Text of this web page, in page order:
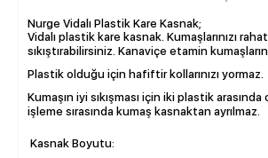
Nurge Vidalı Plastik Kare Kasnak;
Vidalı plastik kare kasnak. Kumaşlarınızı
sıkıştırabilirsiniz. Kanaviçe etamin
Plastik olduğu için hafiftir kollarınızı yormaz.
Kumaşın iyi sıkışması için iki plastik
işleme sırasında kumaş kasnaktan ayrılmaz.
Kasnak Boyutu: